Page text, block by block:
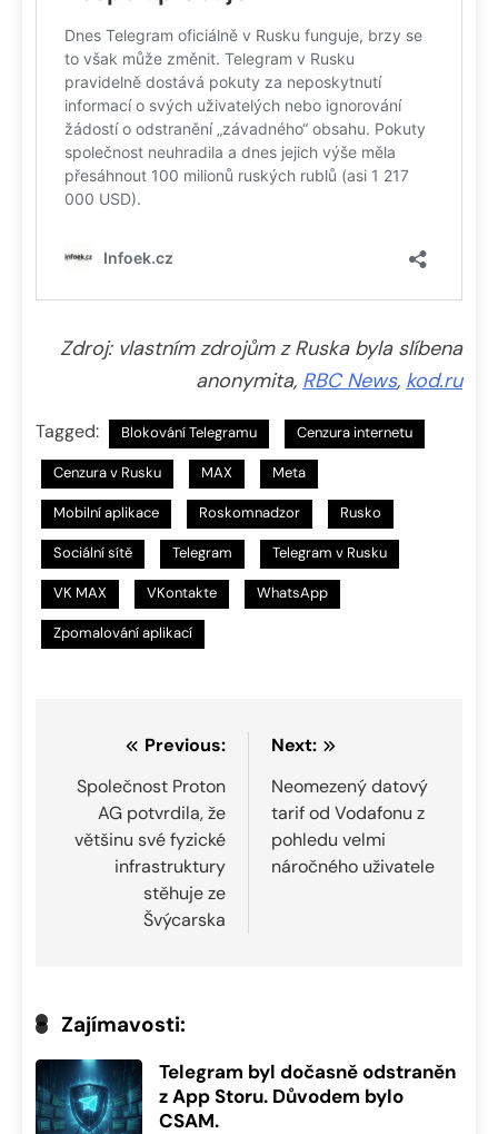
Zdroj: vlastním zdrojům z Ruska byla slíbena
anonymita, RBC News, kod.ru
Tagged: Blokování Telegramu Cenzura internetu
Cenzura v Rusku MAX Meta
Mobilní aplikace Roskomnadzor Rusko
Sociální sítě Telegram Telegram v Rusku
VK MAX VKontakte WhatsApp
Zpomalování aplikací
Navigace
pro
příspěvek
Previous:
Společnost Proton
AG potvrdila, že
většinu své fyzické
infrastruktury
stěhuje ze
Švýcarska
Next:
Neomezený datový
tarif od Vodafonu z
pohledu velmi
náročného uživatele
Zajímavosti:
Telegram byl dočasně odstraněn
z App Storu. Důvodem bylo
CSAM.